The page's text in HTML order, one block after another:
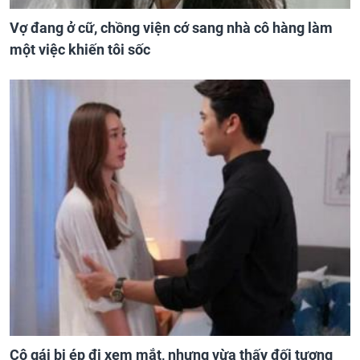
Vợ đang ở cữ, chồng viện cớ sang nhà cô hàng làm
một việc khiến tôi sốc
Cô gái bị ép đi xem mắt, nhưng vừa thấy đối tượng